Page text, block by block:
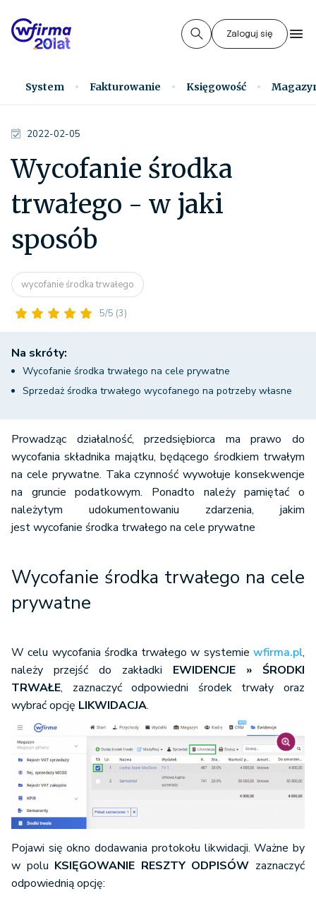
Zaloguj się
System Fakturowanie Księgowość
2022-02-05
Wycofanie środka
trwałego - w jaki
sposób
wycofanie środka trwałego
5/5 (3)
Na skróty:
Wycofanie środka trwałego na cele prywatne
Sprzedaż środka trwałego wycofanego na potrzeby własne
Prowadząc działalność, przedsiębiorca ma prawo do
wycofania składnika majątku, będącego środkiem trwałym
na cele prywatne. Taka czynność wywołuje konsekwencje
na gruncie podatkowym. Ponadto należy pamiętać o
należytym udokumentowaniu zdarzenia, jakim
jest wycofanie środka trwałego na cele prywatne
Wycofanie środka trwałego na cele
prywatne
W celu wycofania środka trwałego w systemie wfirma.pl,
należy przejść do zakładki EWIDENCJE » ŚRODKI
TRWAŁE, zaznaczyć odpowiedni środek trwały oraz
wybrać opcję LIKWIDACJA.
Pojawi się okno dodawania protokołu likwidacji. Ważne by
w polu KSIĘGOWANIE RESZTY ODPISÓW zaznaczyć
odpowiednią opcję: